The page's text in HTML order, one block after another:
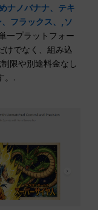
ナノバナナ、テキ
フラックス、, ソ
一プラットフォー
けでなく、組み込
限や別途料金なし
。.